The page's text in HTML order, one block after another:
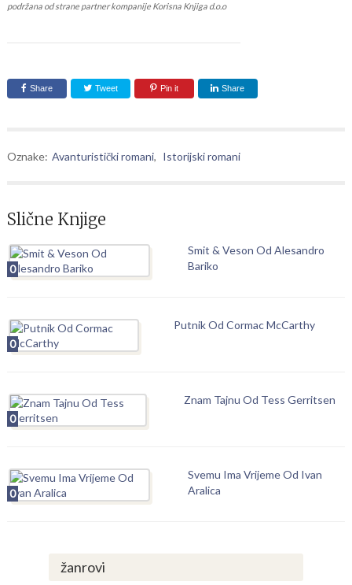
podržana od strane partner kompanije Korisna Knjiga d.o.o
Share Tweet Pin it Share
Oznake: Avanturistički romani, Istorijski romani
Slične Knjige
0
Smit & Veson Od Alesandro
Bariko
0
Putnik Od Cormac McCarthy
0
Znam Tajnu Od Tess Gerritsen
0
Svemu Ima Vrijeme Od Ivan
Aralica
žanrovi